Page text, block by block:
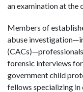
an examination at the
Members of
abuse
forensic interviews
government child
fellows specializing